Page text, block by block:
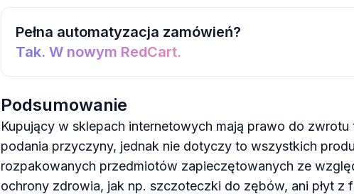
Pełna automatyzacja zamówień?
Tak. W nowym RedCart.
Podsumowanie
Kupujący w sklepach internetowych mają prawo do
podania przyczyny, jednak nie dotyczy to wszystkich
rozpakowanych przedmiotów zapieczętowanych ze
ochrony zdrowia, jak np. szczoteczki do zębów, ani płyt z